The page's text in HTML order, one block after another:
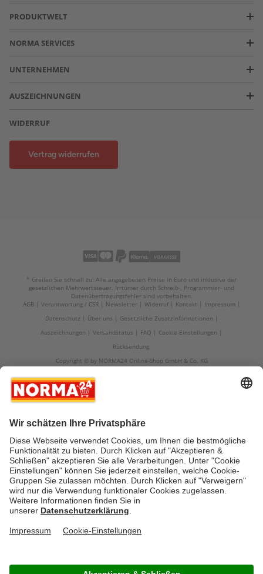
PRODUKTWELT
NORMA SERVICES
UNTERNEHMEN
AUSZEICHNUNGEN
WIDERRUF
Vertrag widerrufen
* Greifen Sie schnell zu! Alle angegebenen Preise in Euro und inklusive der
gesetzlichen Mehrwertsteuer. Irrtümer durch Schreib-, Programmier- und
Datenübertragungsfehler sind vorbehalten.
AGB
Verantwortung / CSR Newsletter Widerruf Kontakt
Impressum
Datenschutz
Über uns
Gesetzliche Zusatzinformationen
Auszeichnungen
Versandstatus FAQ
Cookie-Einstellungen
Rücksendung
Copyright © by NORMA24 Online-Shop GmbH & Co. KG